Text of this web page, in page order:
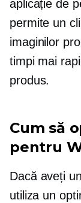
aplicație de
permite un
imaginilor
timpi mai
produs.
Cum să
pentru
Dacă aveți
utiliza un